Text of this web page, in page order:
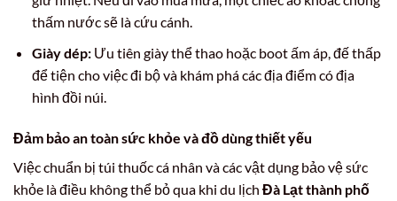
thấm nước sẽ là cứu cánh.
Giày dép:Ưu tiên giày thể thao hoặc boot ấm áp, đế thấp
để tiện cho việc đi bộ và khám phá các địa điểm có địa
hình đồi núi.
Đảm bảo an toàn sức khỏe và đồ dùng thiết yếu
Việc chuẩn bị túi thuốc cá nhân và các vật dụng bảo vệ sức
khỏe là điều không thể bỏ qua khi du lịch Đà Lạt thành phố